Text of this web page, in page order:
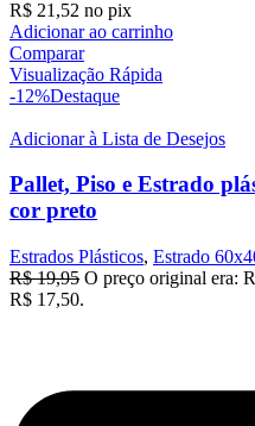
R$ 21,52 no pix
Adicionar ao carrinho
Comparar
Visualização Rápida
-12%Destaque
Adicionar à Lista de Desejos
Pallet, Piso e Estrado
cor preto
Estrados Plásticos, Estrado
R$19,95 O preço original era:
R$ 17,50.